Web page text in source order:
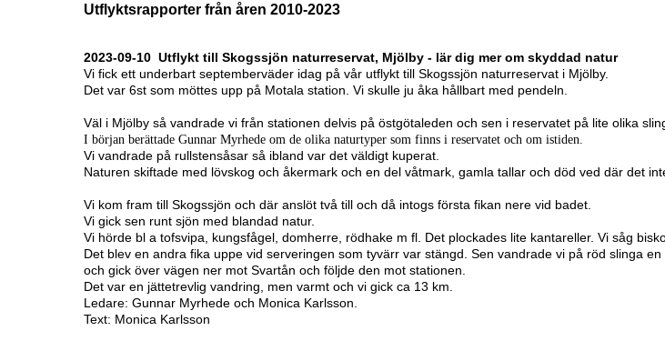
Utflyktsrapporter från åren 2010-2023
2023-09-10 Utflykt till Skogssjön naturreservat, Mjölby - lär dig mer om skyddad natur
Vi fick ett underbart septemberväder idag på vår utflykt till Skogssjön naturreservat i Mjölby.
Det var 6st som möttes upp på Motala station. Vi skulle ju åka hållbart med pendeln.
Väl i Mjölby så vandrade vi från stationen delvis på östgötaleden och sen i reservatet på lite olika
I början berättade Gunnar Myrhede om de olika naturtyper som finns i reservatet och om istiden.
Vi vandrade på rullstensåsar så ibland var det väldigt kuperat.
Naturen skiftade med lövskog och åkermark och en del våtmark, gamla tallar och död ved där det
Vi kom fram till Skogssjön och där anslöt två till och då intogs första fikan nere vid badet.
Vi gick sen runt sjön med blandad natur.
Vi hörde bl a tofsvipa, kungsfågel, domherre, rödhake m fl. Det plockades lite kantareller. Vi såg
Det blev en andra fika uppe vid serveringen som tyvärr var stängd. Sen vandrade vi på röd slinga en
och gick över vägen ner mot Svartån och följde den mot stationen.
Det var en jättetrevlig vandring, men varmt och vi gick ca 13 km.
Ledare: Gunnar Myrhede och Monica Karlsson.
Text: Monica Karlsson